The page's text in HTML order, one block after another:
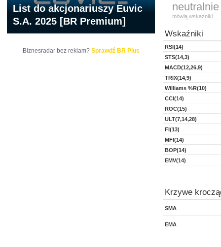
neutralnie
mówią wskaźniki
Wskaźniki
RSI(14)
STS(14,3)
MACD(12,26,9)
TRIX(14,9)
Williams %R(10)
CCI(14)
ROC(15)
ULT(7,14,28)
FI(13)
MFI(14)
BOP(14)
EMV(14)
Krzywe
SMA
EMA
List do akcjonariuszy Euvic
S.A. 2025 [BR Premium]
Biznesradar bez reklam? Sprawdź BR Plus